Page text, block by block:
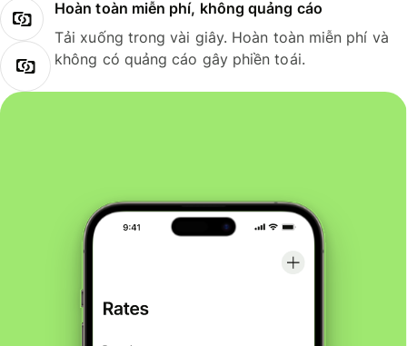
Hoàn toàn miễn phí, không quảng cáo
Tải xuống trong vài giây. Hoàn toàn miễn phí và
không có quảng cáo gây phiền toái.